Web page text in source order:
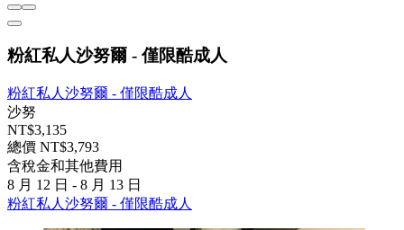
粉紅私人沙努爾 - 僅限酷成人
粉紅私人沙努爾 - 僅限酷成人
沙努
NT$3,135
總價 NT$3,793
含稅金和其他費用
8 月 12 日 - 8 月 13 日
粉紅私人沙努爾 - 僅限酷成人